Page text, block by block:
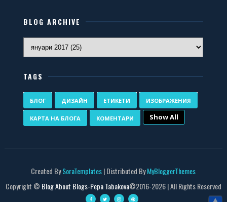
BLOG ARCHIVE
TAGS
БЛОГ ДИЗАЙН ЕТИКЕТИ ИЗОБРАЖЕНИЯ
КАРТА НА БЛОГА КОМЕНТАРИ Show All
Created BySoraTemplates| Distributed ByMyBloggerThemes
Copyright © Blog About Blogs-Pepa Tabakova©2016-2026 | All Rights Reserved